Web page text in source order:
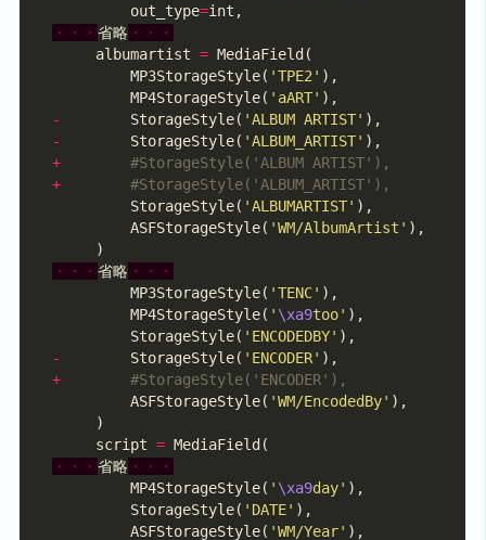
         out_type
=
・・・省略 ・・・
     albumartist
=
         MP3StorageStyle(
'TPE2'
         MP4StorageStyle(
'aART'
-
        StorageStyle(
'ALBUM ARTIST'
-
        StorageStyle(
'ALBUM_ARTIST'
+
#StorageStyle('ALBUM ARTIST'),
+
#StorageStyle('ALBUM_ARTIST'),
         StorageStyle(
'ALBUMARTIST'
         ASFStorageStyle(
'WM/AlbumArtist'
・・・省略 ・・・
         MP3StorageStyle(
'TENC'
         MP4StorageStyle(
' \xa9too'
         StorageStyle(
'ENCODEDBY'
-
        StorageStyle(
'ENCODER'
+
#StorageStyle('ENCODER'),
         ASFStorageStyle(
'WM/EncodedBy'
     script
=
・・・省略 ・・・
         MP4StorageStyle(
' \xa9day'
         StorageStyle(
'DATE'
         ASFStorageStyle(
'WM/Year'